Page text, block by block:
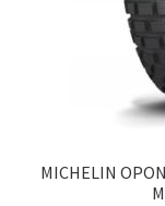
MICHELIN